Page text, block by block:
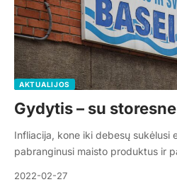
AKTUALIJOS
Gydytis – su
Infliacija, kone iki debesų sukėlusi
pabranginusi maisto produktus ir
2022-02-27